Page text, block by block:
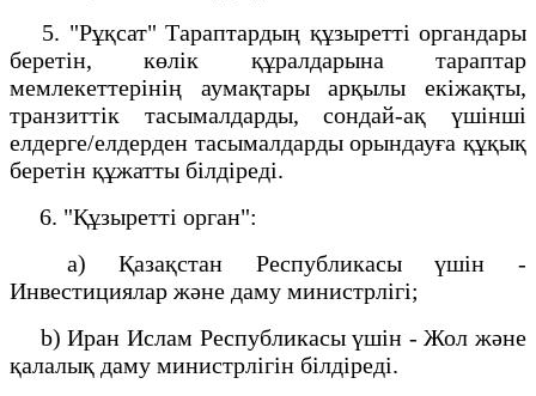
5. "Рұқсат" Тараптардың құзыретті органдары
беретін, көлік құралдарына тараптар
мемлекеттерінің аумақтары арқылы екіжақты,
транзиттік тасымалдарды, сондай-ақ үшінші
елдерге/елдерден тасымалдарды орындауға құқық
беретін құжатты білдіреді.
6. "Құзыретті орган":
a) Қазақстан Республикасы үшін -
Инвестициялар және даму министрлігі;
b) Иран Ислам Республикасы үшін - Жол және
қалалық даму министрлігін білдіреді.